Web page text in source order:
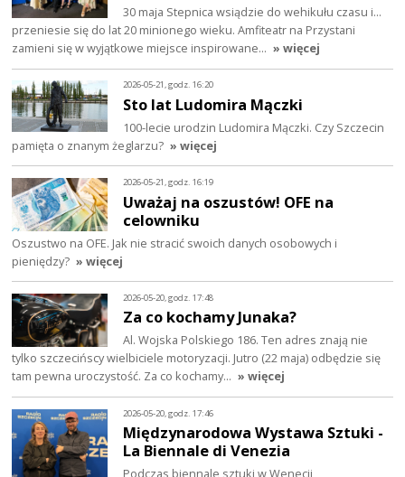
30 maja Stepnica wsiądzie do wehikułu czasu i…
przeniesie się do lat 20 minionego wieku. Amfiteatr na Przystani
zamieni się w wyjątkowe miejsce inspirowane… » więcej
2026-05-21, godz. 16:20
Sto lat Ludomira Mączki
100-lecie urodzin Ludomira Mączki. Czy Szczecin
pamięta o znanym żeglarzu? » więcej
2026-05-21, godz. 16:19
Uważaj na oszustów! OFE na
celowniku
Oszustwo na OFE. Jak nie stracić swoich danych osobowych i
pieniędzy? » więcej
2026-05-20, godz. 17:48
Za co kochamy Junaka?
Al. Wojska Polskiego 186. Ten adres znają nie
tylko szczecińscy wielbiciele motoryzacji. Jutro (22 maja) odbędzie się
tam pewna uroczystość. Za co kochamy… » więcej
2026-05-20, godz. 17:46
Międzynarodowa Wystawa Sztuki -
La Biennale di Venezia
Podczas biennale sztuki w Wenecji